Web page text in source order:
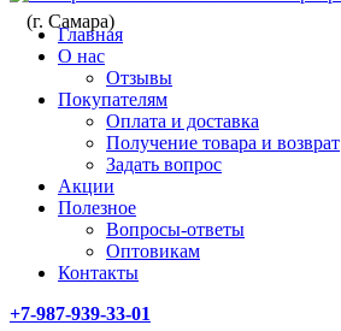
(г. Самара)
Главная
О нас
Отзывы
Покупателям
Оплата и доставка
Получение товара и возврат
Задать вопрос
Акции
Полезное
Вопросы-ответы
Оптовикам
Контакты
+7-987-939-33-01